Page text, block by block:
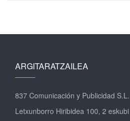
ARGITARATZAILEA
837 Comunicación y Publicidad S.L.
Letxunborro Hiribidea 100, 2 eskubi